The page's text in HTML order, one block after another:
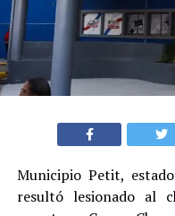
Municipio Petit,
resultó lesionado al